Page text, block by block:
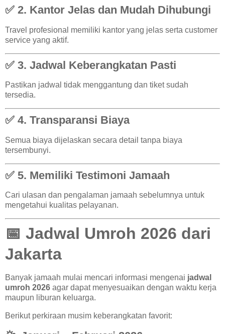
✅ 2. Kantor Jelas dan Mudah Dihubungi
Travel profesional memiliki kantor yang jelas serta customer
service yang aktif.
✅ 3. Jadwal Keberangkatan Pasti
Pastikan jadwal tidak menggantung dan tiket sudah
tersedia.
✅ 4. Transparansi Biaya
Semua biaya dijelaskan secara detail tanpa biaya
tersembunyi.
✅ 5. Memiliki Testimoni Jamaah
Cari ulasan dan pengalaman jamaah sebelumnya untuk
mengetahui kualitas pelayanan.
📅 Jadwal Umroh 2026 dari
Jakarta
Banyak jamaah mulai mencari informasi mengenai jadwal
umroh 2026 agar dapat menyesuaikan dengan waktu kerja
maupun liburan keluarga.
Berikut perkiraan musim keberangkatan favorit: